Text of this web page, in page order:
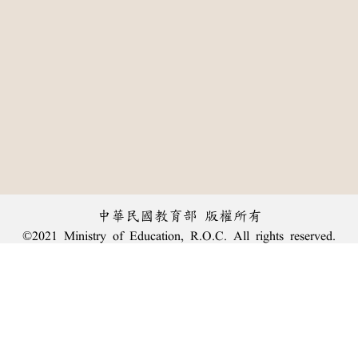
中華民國教育部 版權所有
©2021 Ministry of Education, R.O.C. All rights reserved.